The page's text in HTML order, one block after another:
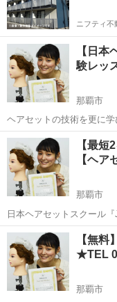
ニフティ不
【日
験レッ
那覇市
ヘアセットの技術を更に
から学びたい方へ当スク
す！！ トレンドのヘアス
˘*).｡.:*♡ 現役スタイリス
沖縄 那覇市 ヘア
【最短
【ヘ
那覇市
日本ヘアセットスクール
アセットの専門知識・技
で、自分にぴったりのコースを選
付ければいいのかわから
沖縄 那覇市 ヘア
【無料
★TEL
那覇市